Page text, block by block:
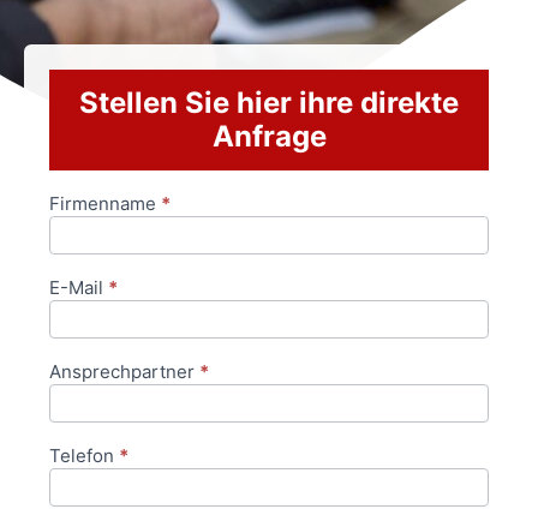
Stellen Sie hier ihre direkte
Anfrage
Anfrageformular
Firmenname *
E-Mail *
Ansprechpartner *
Telefon *